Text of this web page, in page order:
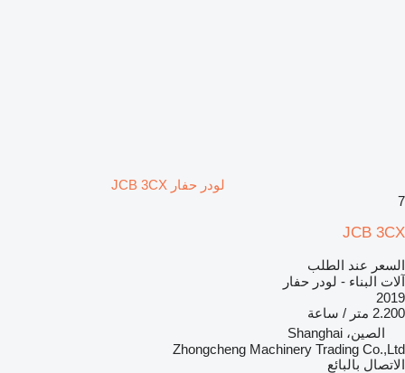
لودر حفار JCB 3CX
7
JCB 3CX
السعر عند الطلب
آلات البناء - لودر حفار
2019
2.200 متر / ساعة
الصين، Shanghai
Zhongcheng Machinery Trading Co.,Ltd
الاتصال بالبائع